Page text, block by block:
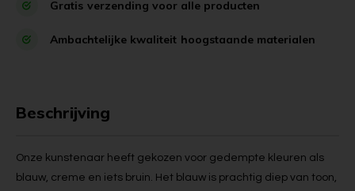
Gratis verzending voor alle producten
Ambachtelijke kwaliteit hoogstaande materialen
Beschrijving
Onze kunstenaar heeft gekozen voor gedempte kleuren als
blauw, creme en iets bruin. Het blauw is prachtig diep van toon,